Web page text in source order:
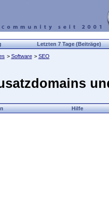
Letzten 7 Tage (Beiträge)
> Software > SEO
Hilfe